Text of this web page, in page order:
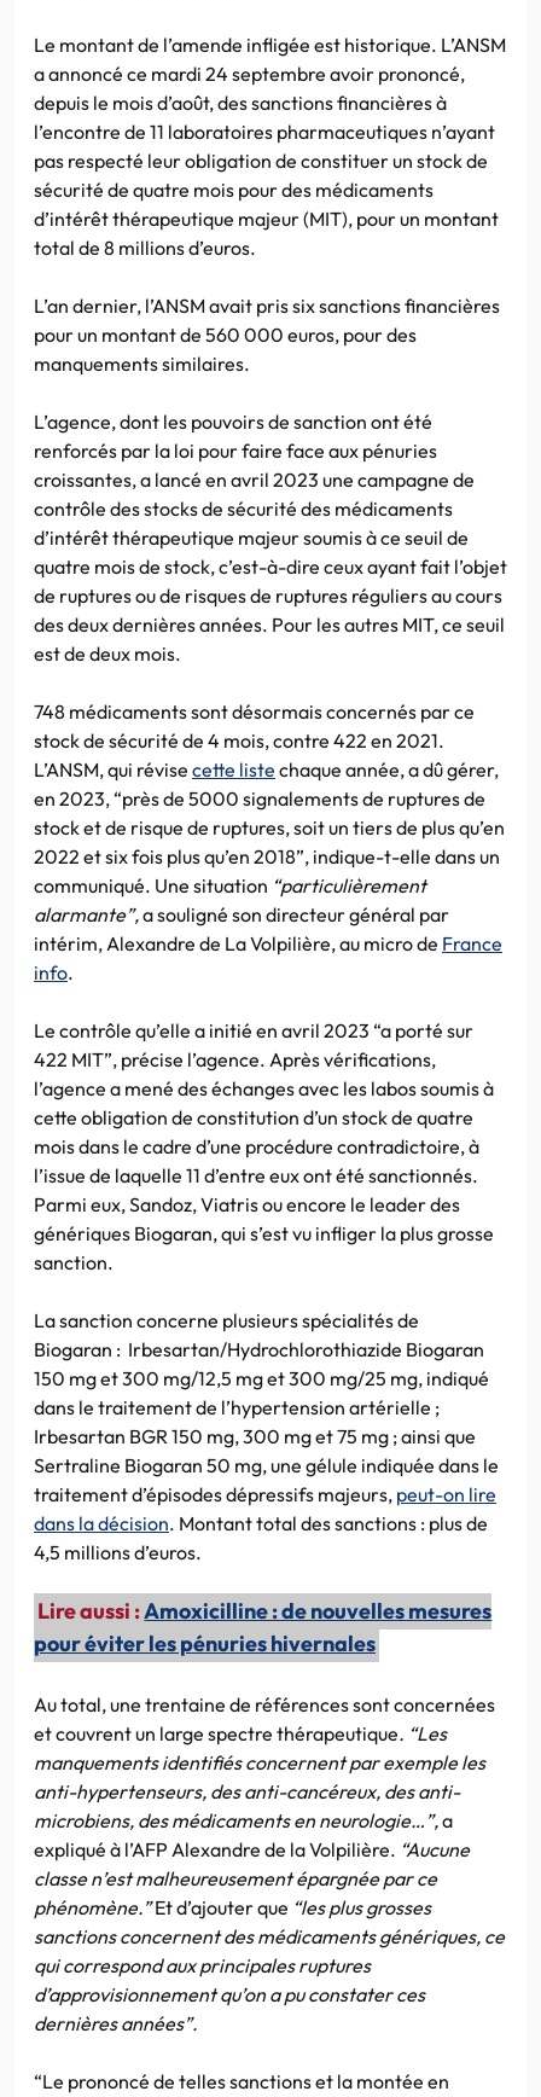
Le montant de l’amende infligée est historique. L’ANSM
a annoncé ce mardi 24 septembre avoir prononcé,
depuis le mois d’août, des sanctions financières à
l’encontre de 11 laboratoires pharmaceutiques n’ayant
pas respecté leur obligation de constituer un stock de
sécurité de quatre mois pour des médicaments
d’intérêt thérapeutique majeur (MIT), pour un montant
total de 8 millions d’euros.
L’an dernier, l’ANSM avait pris six sanctions financières
pour un montant de 560 000 euros, pour des
manquements similaires.
L’agence, dont les pouvoirs de sanction ont été
renforcés par la loi pour faire face aux pénuries
croissantes, a lancé en avril 2023 une campagne de
contrôle des stocks de sécurité des médicaments
d’intérêt thérapeutique majeur soumis à ce seuil de
quatre mois de stock, c’est-à-dire ceux ayant fait l’objet
de ruptures ou de risques de ruptures réguliers au cours
des deux dernières années. Pour les autres MIT, ce seuil
est de deux mois.
748 médicaments sont désormais concernés par ce
stock de sécurité de 4 mois, contre 422 en 2021.
L’ANSM, qui révise cette liste chaque année, a dû gérer,
en 2023, “près de 5000 signalements de ruptures de
stock et de risque de ruptures, soit un tiers de plus qu’en
2022 et six fois plus qu’en 2018”, indique-t-elle dans un
communiqué. Une situation “particulièrement
alarmante”,a souligné son directeur général par
intérim, Alexandre de La Volpilière, au micro de France
info.
Le contrôle qu’elle a initié en avril 2023 “a porté sur
422 MIT”, précise l’agence. Après vérifications,
l’agence a mené des échanges avec les labos soumis à
cette obligation de constitution d’un stock de quatre
mois dans le cadre d’une procédure contradictoire, à
l’issue de laquelle 11 d’entre eux ont été sanctionnés.
Parmi eux, Sandoz, Viatris ou encore le leader des
génériques Biogaran, qui s’est vu infliger la plus grosse
sanction.
La sanction concerne plusieurs spécialités de
Biogaran : Irbesartan/Hydrochlorothiazide Biogaran
150 mg et 300 mg/12,5 mg et 300 mg/25 mg, indiqué
dans le traitement de l’hypertension artérielle ;
Irbesartan BGR 150 mg, 300 mg et 75 mg ; ainsi que
Sertraline Biogaran 50 mg, une gélule indiquée dans le
traitement d’épisodes dépressifs majeurs, peut-on lire
dans la décision. Montant total des sanctions : plus de
4,5 millions d’euros.
Lire aussi :Amoxicilline : de nouvelles mesures
pour éviter les pénuries hivernales
Au total, une trentaine de références sont concernées
et couvrent un large spectre thérapeutique. “Les
manquements identifiés concernent par exemple les
anti-hypertenseurs, des anti-cancéreux, des anti-
microbiens, des médicaments en neurologie…”,a
expliqué à l’AFP Alexandre de la Volpilière. “Aucune
classe n’est malheureusement épargnée par ce
phénomène.”Et d’ajouter que “les plus grosses
sanctions concernent des médicaments génériques, ce
qui correspond aux principales ruptures
d’approvisionnement qu’on a pu constater ces
dernières années”.
“Le prononcé de telles sanctions et la montée en